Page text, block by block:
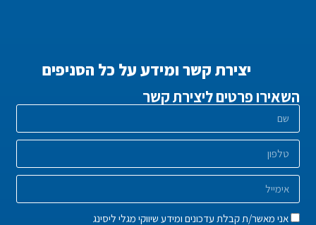
יצירת קשר ומידע על כל הסניפים
השאירו פרטים ליצירת קשר
אני מאשר/ת קבלת עדכונים ומידע שיווקי מגלי ליסינג